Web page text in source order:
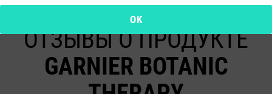
9.7
ОТЗЫВЫ О ПРОДУКТЕ
GARNIER BOTANIC
OK